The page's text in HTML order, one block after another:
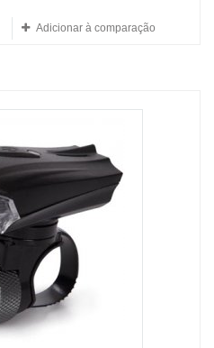
Adicionar à comparação